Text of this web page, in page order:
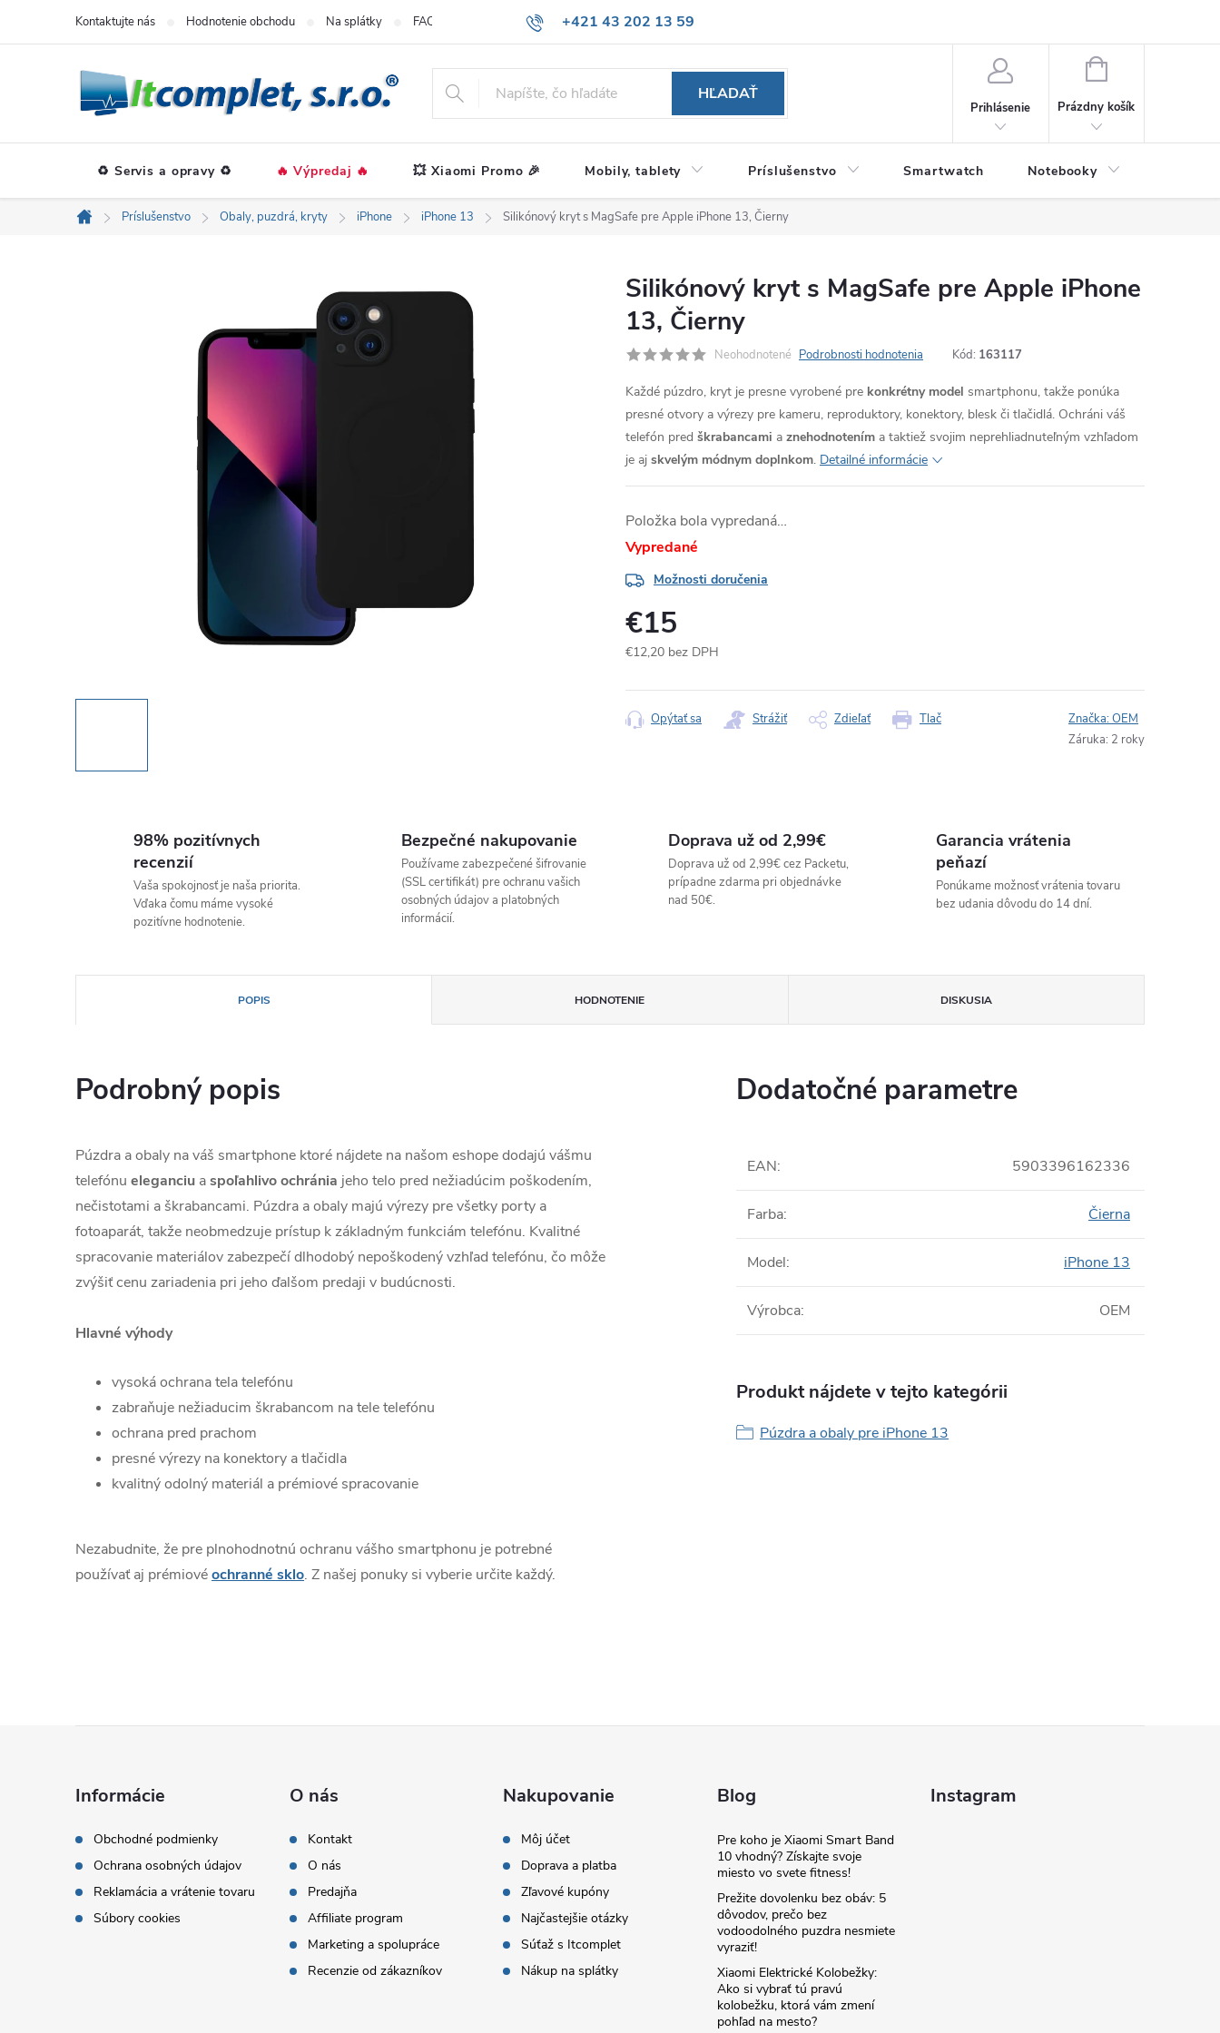
+421 43 202 13 59
Kontaktujte nás Hodnotenie obchodu Na splátky FAQ
HĽADAŤ
Prihlásenie
NÁKUPNÝ
Prázdny košík
♻️ Servis a opravy ♻️ 🔥 Výpredaj 🔥 💥 Xiaomi Promo 🎉 Mobily, tablety Príslušenstvo Smartwatch Notebooky
Domov
Príslušenstvo Obaly, puzdrá, kryty iPhone iPhone 13 Silikónový kryt s MagSafe pre Apple iPhone 13, Čierny
Silikónový kryt s MagSafe pre Apple iPhone
13, Čierny
Neohodnotené Podrobnosti hodnotenia Kód: 163117
Každé púzdro, kryt je presne vyrobené pre konkrétny model smartphonu, takže ponúka
presné otvory a výrezy pre kameru, reproduktory, konektory, blesk či tlačidlá. Ochráni váš
telefón pred škrabancami a znehodnotením a taktiež svojim neprehliadnuteľným vzhľadom
je aj skvelým módnym doplnkom. Detailné informácie
Položka bola vypredaná…
Vypredané
Možnosti doručenia
€15
€12,20 bez DPH
cena:
Tlač
Opýtať sa Strážiť Zdieľať Značka:OEM
Záruka: 2 roky
98% pozitívnych
recenzií
Vaša spokojnosť je naša priorita.
Vďaka čomu máme vysoké
pozitívne hodnotenie.
Bezpečné nakupovanie
Používame zabezpečené šifrovanie
(SSL certifikát) pre ochranu vašich
osobných údajov a platobných
informácií.
Doprava už od 2,99€
Doprava už od 2,99€ cez Packetu,
prípadne zdarma pri objednávke
nad 50€.
Garancia vrátenia
peňazí
Ponúkame možnosť vrátenia tovaru
bez udania dôvodu do 14 dní.
POPIS HODNOTENIE DISKUSIA
Podrobný popis
Púzdra a obaly na váš smartphone ktoré nájdete na našom eshope dodajú vášmu
telefónu eleganciu aspoľahlivoochránia jeho telo pred nežiadúcim poškodením,
nečistotami a škrabancami. Púzdra a obaly majú výrezy pre všetky porty a
fotoaparát, takže neobmedzuje prístup k základným funkciám telefónu. Kvalitné
spracovanie materiálov zabezpečí dlhodobý nepoškodený vzhľad telefónu, čo môže
zvýšiť cenu zariadenia pri jeho ďalšom predaji v budúcnosti.
Hlavné výhody
vysoká ochrana tela telefónu
zabraňuje nežiaducim škrabancom na tele telefónu
ochrana pred prachom
presné výrezy na konektory a tlačidla
kvalitný odolný materiál a prémiové spracovanie
Nezabudnite, že pre plnohodnotnú ochranu vášho smartphonu je potrebné
používať aj prémiovéochranné sklo. Z našej ponuky si vyberie určite každý.
Dodatočné parametre
EAN: 5903396162336
Farba: Čierna
Model: iPhone 13
Výrobca: OEM
Produkt nájdete v tejto kategórii
Púzdra a obaly pre iPhone 13
Informácie
Obchodné podmienky
Ochrana osobných údajov
Reklamácia a vrátenie tovaru
Súbory cookies
O nás
Kontakt
O nás
Predajňa
Affiliate program
Marketing a spolupráce
Recenzie od zákazníkov
Nakupovanie
Môj účet
Doprava a platba
Zľavové kupóny
Najčastejšie otázky
Súťaž s Itcomplet
Nákup na splátky
Blog
Pre koho je Xiaomi Smart Band
10 vhodný? Získajte svoje
miesto vo svete fitness!
Prežite dovolenku bez obáv: 5
dôvodov, prečo bez
vodoodolného puzdra nesmiete
vyraziť!
Xiaomi Elektrické Kolobežky:
Ako si vybrať tú pravú
kolobežku, ktorá vám zmení
pohľad na mesto?
Instagram